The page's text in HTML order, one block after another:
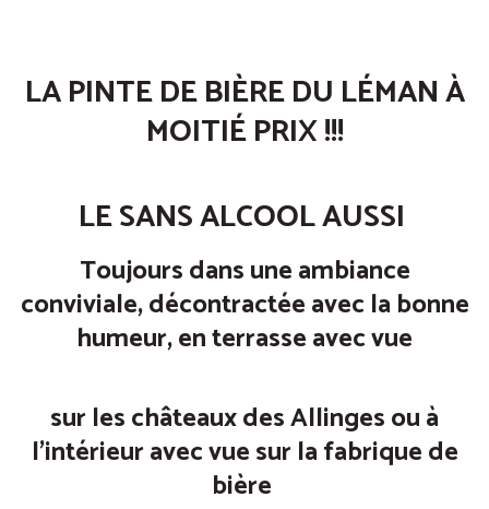
LA PINTE DE BIÈRE DU LÉMAN À
MOITIÉ PRIX !!!
LE SANS ALCOOL AUSSI
Toujours dans une ambiance
conviviale, décontractée avec la bonne
humeur, en terrasse avec vue
sur les châteaux des Allinges ou à
l’intérieur avec vue sur la fabrique de
bière